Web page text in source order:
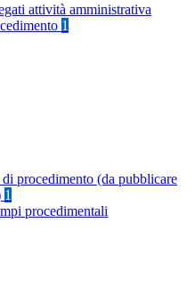
attività amministrativa
1
procedimento (da pubblicare
1
procedimentali